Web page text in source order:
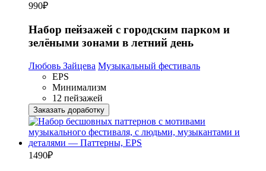
990₽
Набор пейзажей с городским парком и
зелёными зонами в летний день
Любовь Зайцева Музыкальный фестиваль
EPS
Минимализм
12 пейзажей
Заказать доработку
1490₽